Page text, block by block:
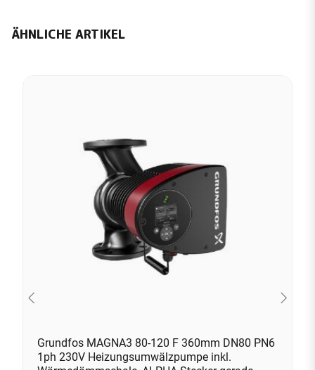
ÄHNLICHE ARTIKEL
Grundfos MAGNA3 80-120 F 360mm DN80 PN6
1ph 230V Heizungsumwälzpumpe inkl.